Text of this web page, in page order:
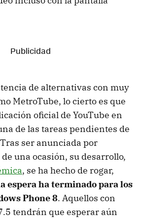
de alternativas con muy
MetroTube, lo cierto es que
oficial de YouTube en
de las tareas pendientes de
ser anunciada por
una ocasión, su desarrollo,
, se ha hecho de rogar,
espera ha terminado para los
Phone 8. Aquellos con
tendrán que esperar aún